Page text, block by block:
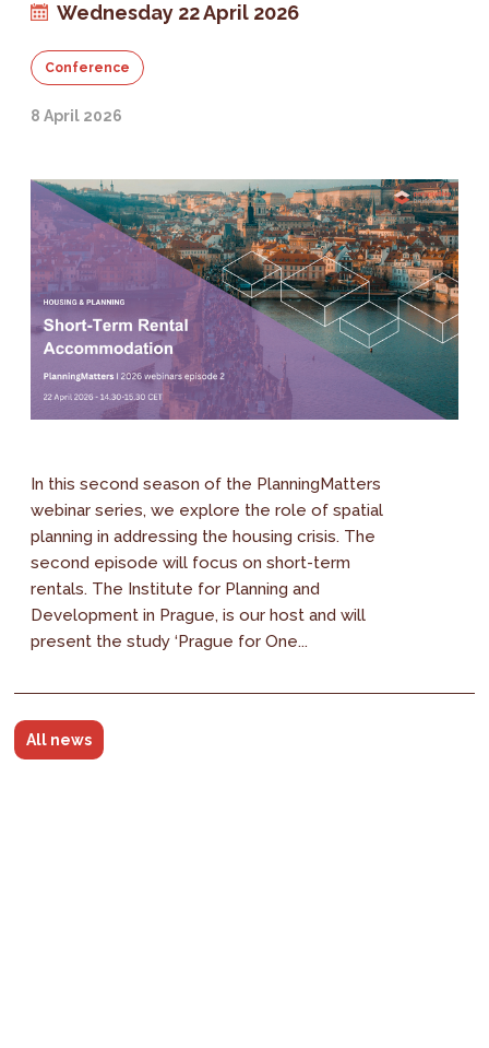
Wednesday 22 April 2026
Conference
8 April 2026
In this second season of the PlanningMatters
webinar series, we explore the role of spatial
planning in addressing the housing crisis. The
second episode will focus on short-term
rentals. The Institute for Planning and
Development in Prague, is our host and will
present the study ‘Prague for One...
All news